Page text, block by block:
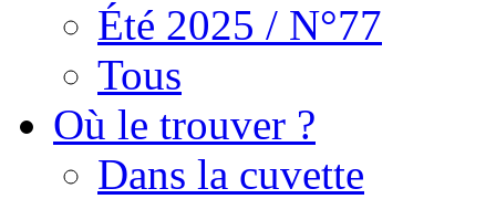
Été 2025 / N°77
Tous
Où le trouver ?
Dans la cuvette